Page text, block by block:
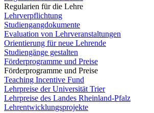
Regularien für die Lehre
Lehrverpflichtung
Studiengangdokumente
Evaluation von Lehrveranstaltungen
Orientierung für neue Lehrende
Studiengänge gestalten
Förderprogramme und Preise
Förderprogramme und Preise
Teaching Incentive Fund
Lehrpreise der Universität Trier
Lehrpreise des Landes Rheinland-Pfalz
Lehrentwicklungsprojekte